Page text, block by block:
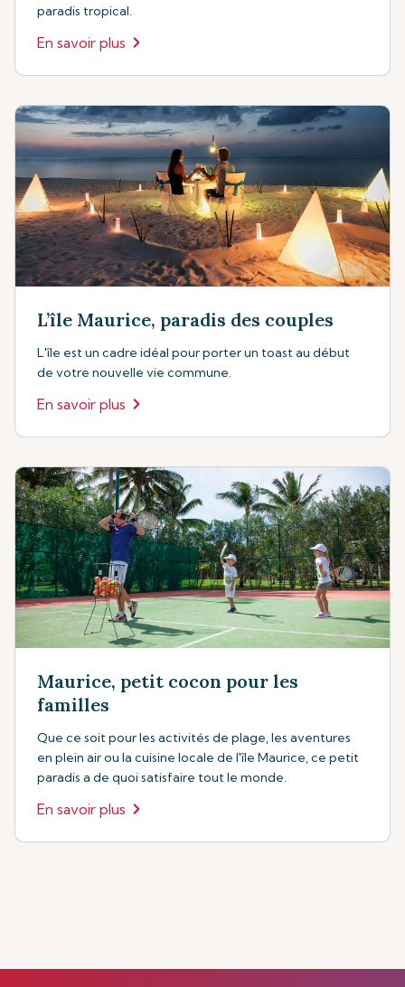
paradis tropical.
En savoir plus
L’île Maurice, paradis des couples
L'île est un cadre idéal pour porter un toast au début
de votre nouvelle vie commune.
En savoir plus
Maurice, petit cocon pour les
familles
Que ce soit pour les activités de plage, les aventures
en plein air ou la cuisine locale de l'île Maurice, ce petit
paradis a de quoi satisfaire tout le monde.
En savoir plus